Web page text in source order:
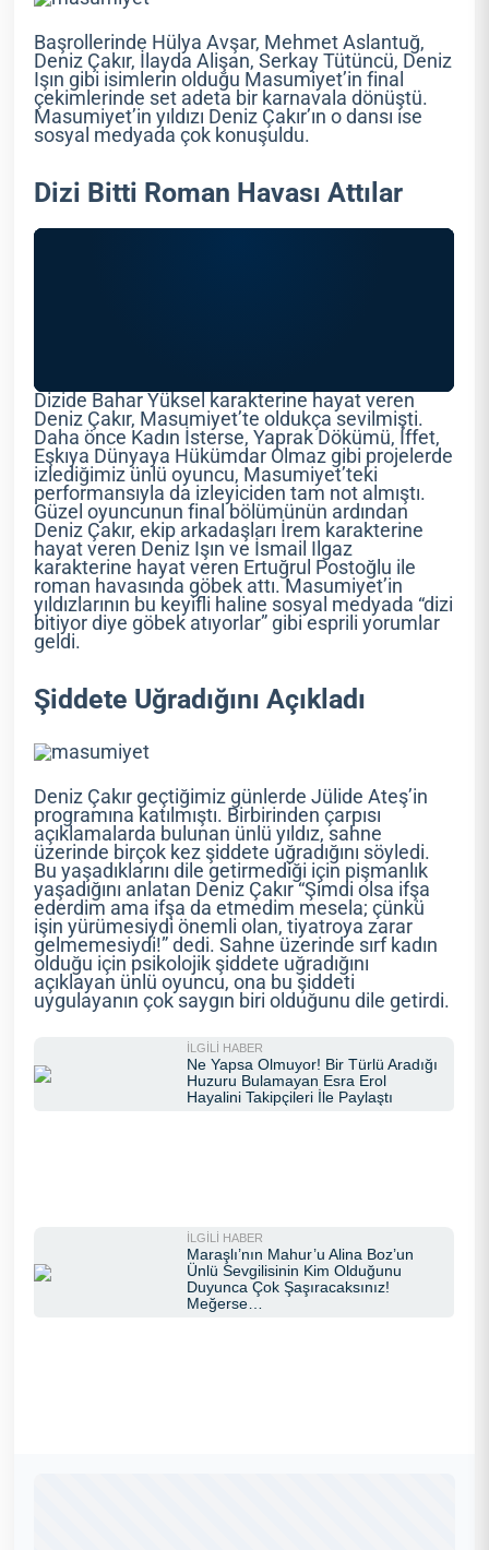
Başrollerinde Hülya Avşar, Mehmet Aslantuğ,
Deniz Çakır, İlayda Alişan, Serkay Tütüncü, Deniz
Işın gibi isimlerin olduğu Masumiyet’in final
çekimlerinde set adeta bir karnavala dönüştü.
Masumiyet’in yıldızı Deniz Çakır’ın o dansı ise
sosyal medyada çok konuşuldu.
Dizi Bitti Roman Havası Attılar
Dizide Bahar Yüksel karakterine hayat veren
Deniz Çakır, Masumiyet’te oldukça sevilmişti.
Daha önce Kadın İsterse, Yaprak Dökümü, İffet,
Eşkıya Dünyaya Hükümdar Olmaz gibi projelerde
izlediğimiz ünlü oyuncu, Masumiyet’teki
performansıyla da izleyiciden tam not almıştı.
Güzel oyuncunun final bölümünün ardından
Deniz Çakır, ekip arkadaşları İrem karakterine
hayat veren Deniz Işın ve İsmail Ilgaz
karakterine hayat veren Ertuğrul Postoğlu ile
roman havasında göbek attı. Masumiyet’in
yıldızlarının bu keyifli haline sosyal medyada “dizi
bitiyor diye göbek atıyorlar” gibi esprili yorumlar
geldi.
Şiddete Uğradığını Açıkladı
Deniz Çakır geçtiğimiz günlerde Jülide Ateş’in
programına katılmıştı. Birbirinden çarpısı
açıklamalarda bulunan ünlü yıldız, sahne
üzerinde birçok kez şiddete uğradığını söyledi.
Bu yaşadıklarını dile getirmediği için pişmanlık
yaşadığını anlatan Deniz Çakır “Şimdi olsa ifşa
ederdim ama ifşa da etmedim mesela; çünkü
işin yürümesiydi önemli olan, tiyatroya zarar
gelmemesiydi!” dedi. Sahne üzerinde sırf kadın
olduğu için psikolojik şiddete uğradığını
açıklayan ünlü oyuncu, ona bu şiddeti
uygulayanın çok saygın biri olduğunu dile getirdi.